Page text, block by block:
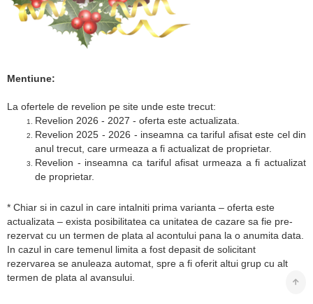
Mentiune:
La ofertele de revelion pe site unde este trecut:
Revelion 2026 - 2027 - oferta este actualizata.
Revelion 2025 - 2026 - inseamna ca tariful afisat este cel din
anul trecut, care urmeaza a fi actualizat de proprietar.
Revelion - inseamna ca tariful afisat urmeaza a fi actualizat
de proprietar.
* Chiar si in cazul in care intalniti prima varianta – oferta este
actualizata – exista posibilitatea ca unitatea de cazare sa fie pre-
rezervat cu un termen de plata al acontului pana la o anumita data.
In cazul in care temenul limita a fost depasit de solicitant
rezervarea se anuleaza automat, spre a fi oferit altui grup cu alt
termen de plata al avansului.